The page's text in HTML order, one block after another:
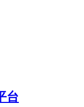
台